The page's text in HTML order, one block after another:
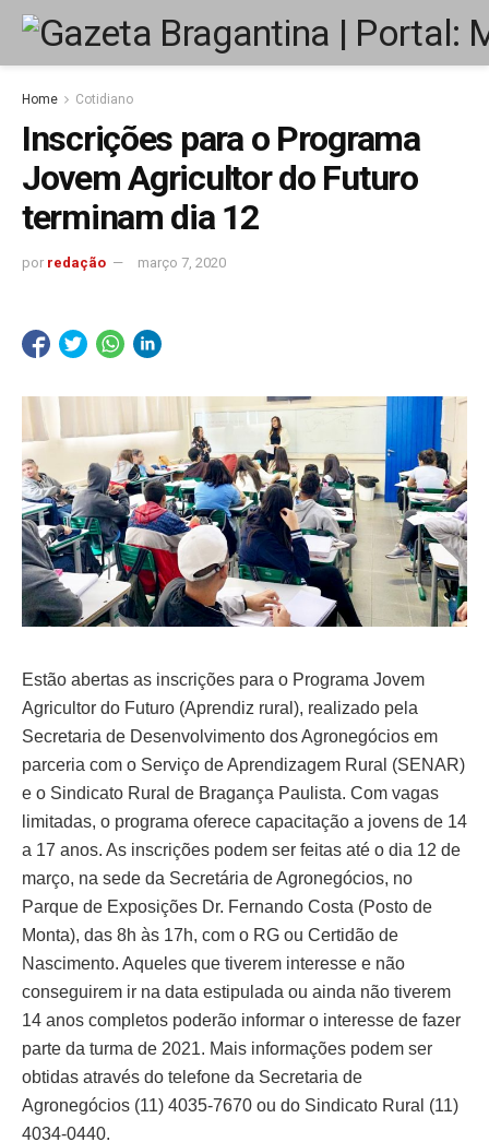
Home Cotidiano
Inscrições para o Programa
Jovem Agricultor do Futuro
terminam dia 12
por redação março 7, 2020
Estão abertas as inscrições para o Programa Jovem
Agricultor do Futuro (Aprendiz rural), realizado pela
Secretaria de Desenvolvimento dos Agronegócios em
parceria com o Serviço de Aprendizagem Rural (SENAR)
e o Sindicato Rural de Bragança Paulista. Com vagas
limitadas, o programa oferece capacitação a jovens de 14
a 17 anos. As inscrições podem ser feitas até o dia 12 de
março, na sede da Secretária de Agronegócios, no
Parque de Exposições Dr. Fernando Costa (Posto de
Monta), das 8h às 17h, com o RG ou Certidão de
Nascimento. Aqueles que tiverem interesse e não
conseguirem ir na data estipulada ou ainda não tiverem
14 anos completos poderão informar o interesse de fazer
parte da turma de 2021. Mais informações podem ser
obtidas através do telefone da Secretaria de
Agronegócios (11) 4035-7670 ou do Sindicato Rural (11)
4034-0440.